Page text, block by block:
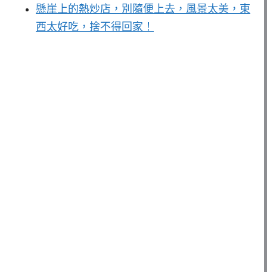
懸崖上的熱炒店，別隨便上去，風景太美，東
西太好吃，捨不得回家！